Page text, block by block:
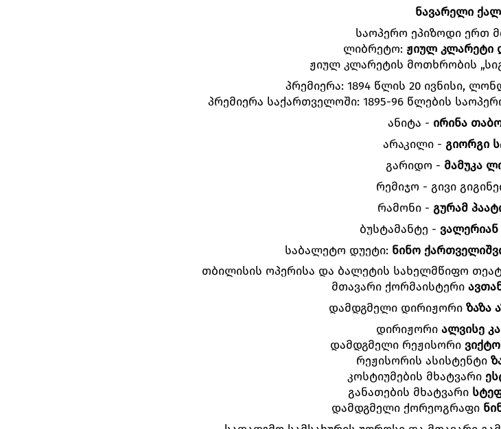
ნავარელი
საოპერო ეპიზოდი ერთ
ლიბრეტო: ჟიულ კლარეტი
ჟიულ კლარეტის მოთხრობის
პრემიერა: 1894 წლის 20 ივნისი,
პრემიერა საქართველოში: 1895-96 წლების
ანიტა - ირინა
არაკილი - გიორგი
გარიდო - მამუკა
რემიჯო - გივი
რამონი - გურამ
ბუსტამანტე -
საბალეტო დუეტი: ნინო
თბილისის ოპერისა და ბალეტის სახელმწიფო
მთავარი ქორმაისტერი
დამდგმელი დირიჟორიზაზა
დირიჟორიალვისე
დამდგმელი რეჟისორი
რეჟისორის ასისტენტი
კოსტიუმების მხატვარი
განათების მხატვარი
დამდგმელი ქორეოგრაფი